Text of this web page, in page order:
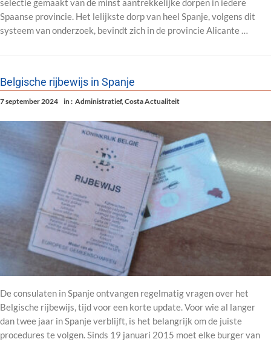
selectie gemaakt van de minst aantrekkelijke dorpen in iedere
Spaanse provincie. Het lelijkste dorp van heel Spanje, volgens dit
systeem van onderzoek, bevindt zich in de provincie Alicante …
Belgische rijbewijs in Spanje
7 september 2024 in : Administratief, Costa Actualiteit
De consulaten in Spanje ontvangen regelmatig vragen over het
Belgische rijbewijs, tijd voor een korte update. Voor wie al langer
dan twee jaar in Spanje verblijft, is het belangrijk om de juiste
procedures te volgen. Sinds 19 januari 2015 moet elke burger van